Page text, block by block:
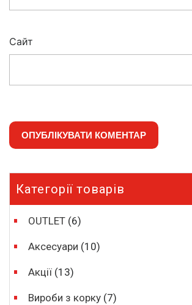
Сайт
Категорії товарів
OUTLET (6)
Аксесуари (10)
Акції (13)
Вироби з корку (7)